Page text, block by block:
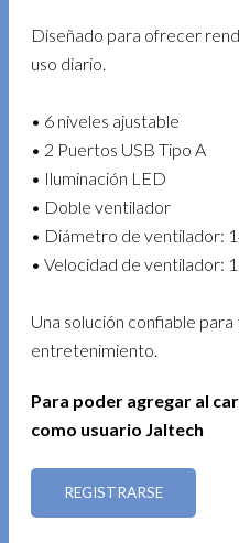
Diseñado para ofrecer
uso diario.
• 6 niveles ajustable
• 2 Puertos USB Tipo A
• Iluminación LED
• Doble ventilador
• Diámetro de ventilador:
• Velocidad de ventilador:
Una solución confiable
entretenimiento.
Para poder agregar al
como usuario Jaltech
REGISTRARSE